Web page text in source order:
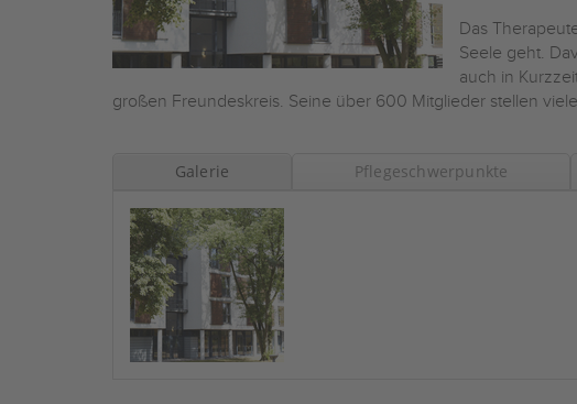
Das
Seele geht.
auch in
großen Freundeskreis. Seine über 600 Mitglieder stellen
Galerie Pflegeschwerpunkte